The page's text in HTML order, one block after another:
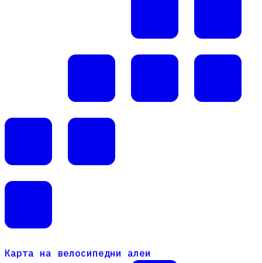
Карта на велосипедни алеи